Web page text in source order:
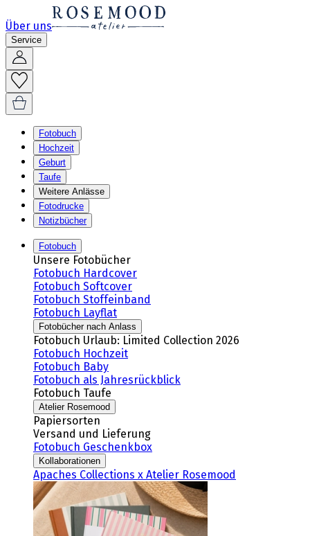
Über uns
Service
Fotobuch
Hochzeit
Geburt
Taufe
Weitere Anlässe
Fotodrucke
Notizbücher
Fotobuch
Unsere Fotobücher
Fotobuch Hardcover
Fotobuch Softcover
Fotobuch Stoffeinband
Fotobuch Layflat
Fotobücher nach Anlass
Fotobuch Urlaub: Limited Collection 2026
Fotobuch Hochzeit
Fotobuch Baby
Fotobuch als Jahresrückblick
Fotobuch Taufe
Atelier Rosemood
Papiersorten
Versand und Lieferung
Fotobuch Geschenkbox
Kollaborationen
Apaches Collections x Atelier Rosemood